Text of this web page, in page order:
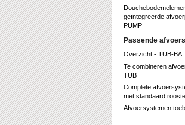
geïntegreerde
PUMP
Passende
Overzicht - TUB-BA
Te combineren
TUB
Complete
met standaard
Afvoersystemen